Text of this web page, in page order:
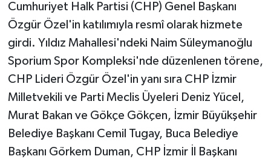
Cumhuriyet Halk Partisi (CHP) Genel Başkanı
Özgür Özel'in katılımıyla resmî olarak hizmete
girdi. Yıldız Mahallesi'ndeki Naim Süleymanoğlu
Sporium Spor Kompleksi'nde düzenlenen törene,
CHP Lideri Özgür Özel'in yanı sıra CHP İzmir
Milletvekili ve Parti Meclis Üyeleri Deniz Yücel,
Murat Bakan ve Gökçe Gökçen, İzmir Büyükşehir
Belediye Başkanı Cemil Tugay, Buca Belediye
Başkanı Görkem Duman, CHP İzmir İl Başkanı